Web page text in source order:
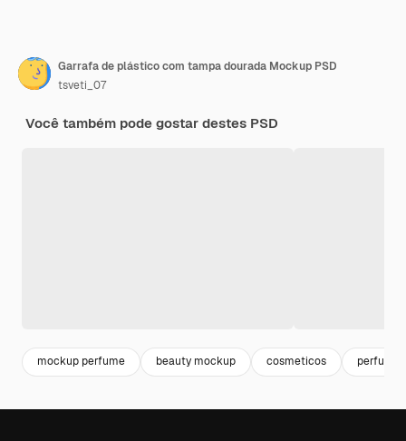
Garrafa de plástico com tampa dourada Mockup PSD
tsveti_07
Você também pode gostar destes PSD
mockup perfume beauty mockup cosmeticos perfume